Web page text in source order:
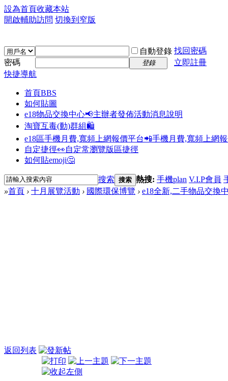
設為首頁收藏本站
開啟輔助訪問 切換到窄版
自動登錄 找回密碼
密碼
登錄
立即註冊
快捷導航
首頁BBS
如何貼圖
e18物品交換中心📢主辦者發佈活動消息說明
淘寶互毒(動)群組🛍️
e18區手機月費,寬頻上網報價平台📲手機月費,寬頻上網
自定捷徑👀自定常瀏覽版區捷徑
如何貼emoji🤔
搜索 搜索 熱搜: 手機plan V.I.P會員
»首頁 › 十月展覽活動 › 國際環保博覽 › e18全新,二手物品交換
返回列表